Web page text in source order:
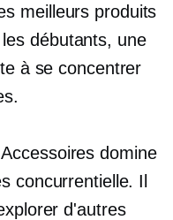
meilleurs produits
débutants, une
à se concentrer
domine
concurrentielle. Il
d'autres